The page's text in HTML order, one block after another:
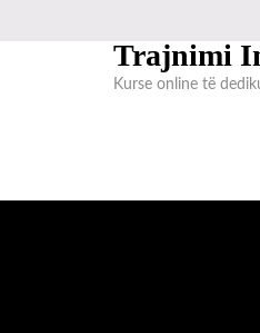
Trajnimi
Kurse online të